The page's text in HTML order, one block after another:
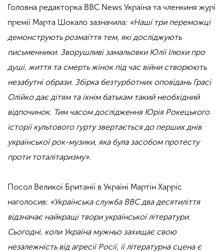
Головна редакторка BBC News Україна та членкиня журі
премії Марта Шокало зазначила: «Наші три переможці
демонструють розмаїття тем, які досліджують
письменники. Зворушливі замальовки Юлії Ілюхи про
душі, життя та смерть жінок під час війни створюють
незабутні образи. Збірка безтурботних оповідань Грасі
Олійко дає дітям та їхнім батькам такий необхідний
відпочинок. Тим часом дослідження Юрія Рокецького
історії культового гурту звертається до перших днів
української рок-музики, яка була засобом протесту
проти тоталітаризму».
Посол Великої Британії в Україні Мартін Харріс
наголосив: «Українська служба BBC два десятиліття
відзначає найкращі твори української літератури.
Сьогодні, коли Україна мужньо захищає свою
незалежність від агресії Росії, її літературна сцена є